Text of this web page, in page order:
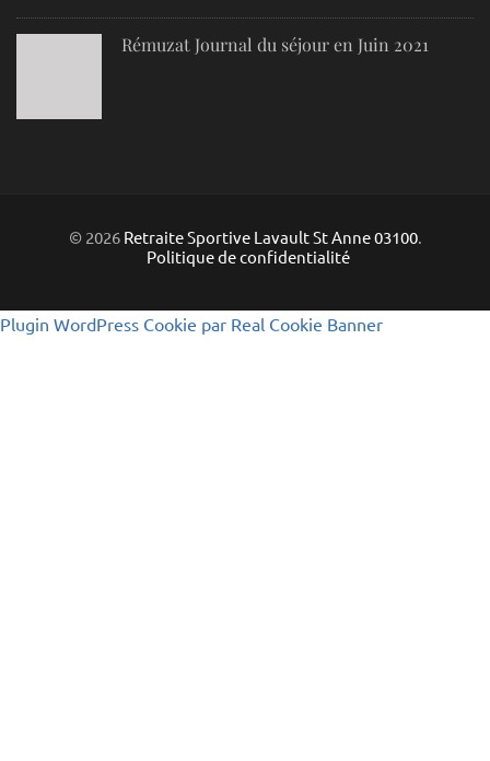
Rémuzat Journal du séjour en Juin 2021
© 2026 Retraite Sportive Lavault St Anne 03100.
Politique de confidentialité
Plugin WordPress Cookie par Real Cookie Banner